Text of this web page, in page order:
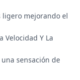
ligero mejorando el
Velocidad Y La
sensación de